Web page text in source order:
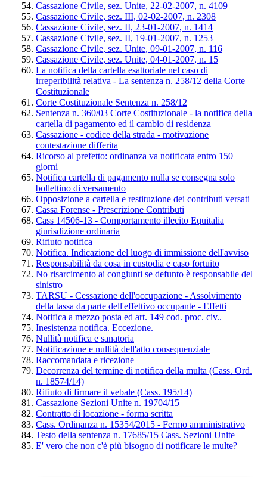
Cassazione Civile, sez. Unite, 22-02-2007, n. 4109
Cassazione Civile, sez. III, 02-02-2007, n. 2308
Cassazione Civile, sez. II, 23-01-2007, n. 1414
Cassazione Civile, sez. II, 19-01-2007, n. 1253
Cassazione Civile, sez. Unite, 09-01-2007, n. 116
Cassazione Civile, sez. Unite, 04-01-2007, n. 15
La notifica della cartella esattoriale nel caso di
irreperibilità relativa - La sentenza n. 258/12 della Corte
Costituzionale
Corte Costituzionale Sentenza n. 258/12
Sentenza n. 360/03 Corte Costituzionale - la notifica della
cartella di pagamento ed il cambio di residenza
Cassazione - codice della strada - motivazione
contestazione differita
Ricorso al prefetto: ordinanza va notificata entro 150
giorni
Notifica cartella di pagamento nulla se consegna solo
bollettino di versamento
Opposizione a cartella e restituzione dei contributi versati
Cassa Forense - Prescrizione Contributi
Cass 14506-13 - Comportamento illecito Equitalia
giurisdizione ordinaria
Rifiuto notifica
Notifica. Indicazione del luogo di immissione dell'avviso
Responsabilità da cosa in custodia e caso fortuito
No risarcimento ai congiunti se defunto è responsabile del
sinistro
TARSU - Cessazione dell'occupazione - Assolvimento
della tassa da parte dell'effettivo occupante - Effetti
Notifica a mezzo posta ed art. 149 cod. proc. civ..
Inesistenza notifica. Eccezione.
Nullità notifica e sanatoria
Notificazione e nullità dell'atto consequenziale
Raccomandata e ricezione
Decorrenza del termine di notifica della multa (Cass. Ord.
n. 18574/14)
Rifiuto di firmare il vebale (Cass. 195/14)
Cassazione Sezioni Unite n. 19704/15
Contratto di locazione - forma scritta
Cass. Ordinanza n. 15354/2015 - Fermo amministrativo
Testo della sentenza n. 17685/15 Cass. Sezioni Unite
E' vero che non c'è più bisogno di notificare le multe?